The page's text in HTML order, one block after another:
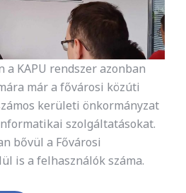
KAPU rendszer azonban
már a fővárosi közúti
kerületi önkormányzat
szolgáltatásokat.
bővül a Fővárosi
is a felhasználók száma.